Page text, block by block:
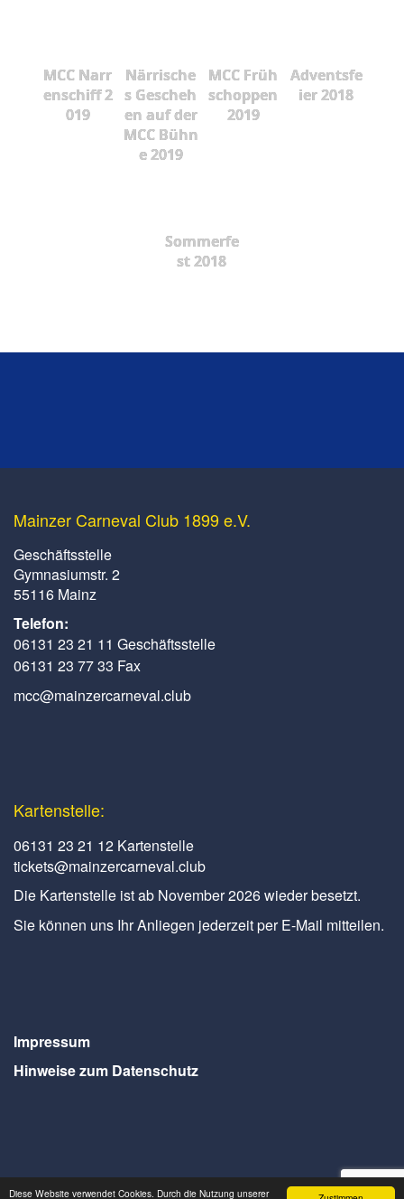
Diese Website verwendet Cookies. Durch die Nutzung unserer
MCC Narr
enschiff 2
019
Närrische
s Gescheh
en auf der
MCC Bühn
e 2019
MCC Früh
schoppen
2019
Adventsfe
ier 2018
Sommerfe
st 2018
Mainzer Carneval Club 1899 e.V.
Geschäftsstelle
Gymnasiumstr. 2
55116 Mainz
Telefon:
06131 23 21 11 Geschäftsstelle
06131 23 77 33 Fax
mcc@mainzercarneval.club
Kartenstelle:
06131 23 21 12 Kartenstelle
tickets@mainzercarneval.club
Die Kartenstelle ist ab November 2026 wieder besetzt.
Sie können uns Ihr Anliegen jederzeit per E-Mail mitteilen.
Impressum
Hinweise zum Datenschutz